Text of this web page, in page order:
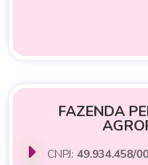
FAZENDA
CNPJ:49.934.458/